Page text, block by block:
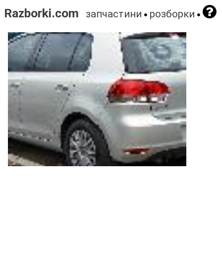
Razborki.com запчастини розборки